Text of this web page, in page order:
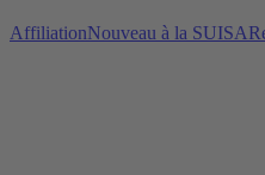
AffiliationNouveau à la SUISA